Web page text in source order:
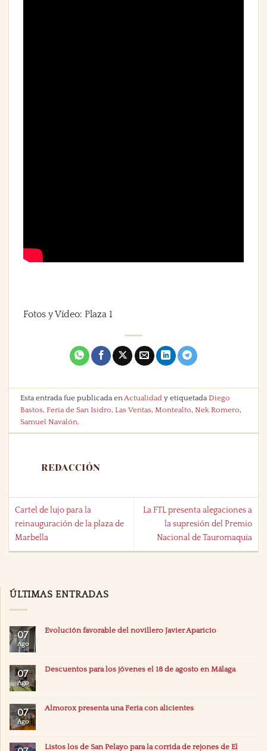
Fotos y Vídeo: Plaza 1
Esta entrada fue publicada enActualidad y etiquetadaDiego
Bastos,Feria de San Isidro,Las Ventas,Montealto,Nek Romero,
Samuel Navalón.
REDACCIÓN
Cartel de lujo para la
reinauguración de la plaza de
Marbella
La FTL presenta alegaciones a
la supresión del Premio
Nacional de Tauromaquia
ÚLTIMAS ENTRADAS
07
Ago
Evolución favorable del novillero Javier Aparicio
07
Ago
Descuentos para los jóvenes el 18 de agosto en Málaga
07
Ago
Almorox presenta una Feria con alicientes
Listos los de San Pelayo para la corrida de rejones de El